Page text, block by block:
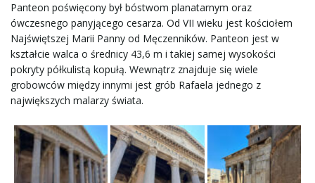
Panteon poświęcony był bóstwom planatarnym oraz
ówczesnego panyjącego cesarza. Od VII wieku jest kościołem
Najświętszej Marii Panny od Męczenników. Panteon jest w
kształcie walca o średnicy 43,6 m i takiej samej wysokości
pokryty półkulistą kopułą. Wewnątrz znajduje się wiele
grobowców między innymi jest grób Rafaela jednego z
największych malarzy świata.